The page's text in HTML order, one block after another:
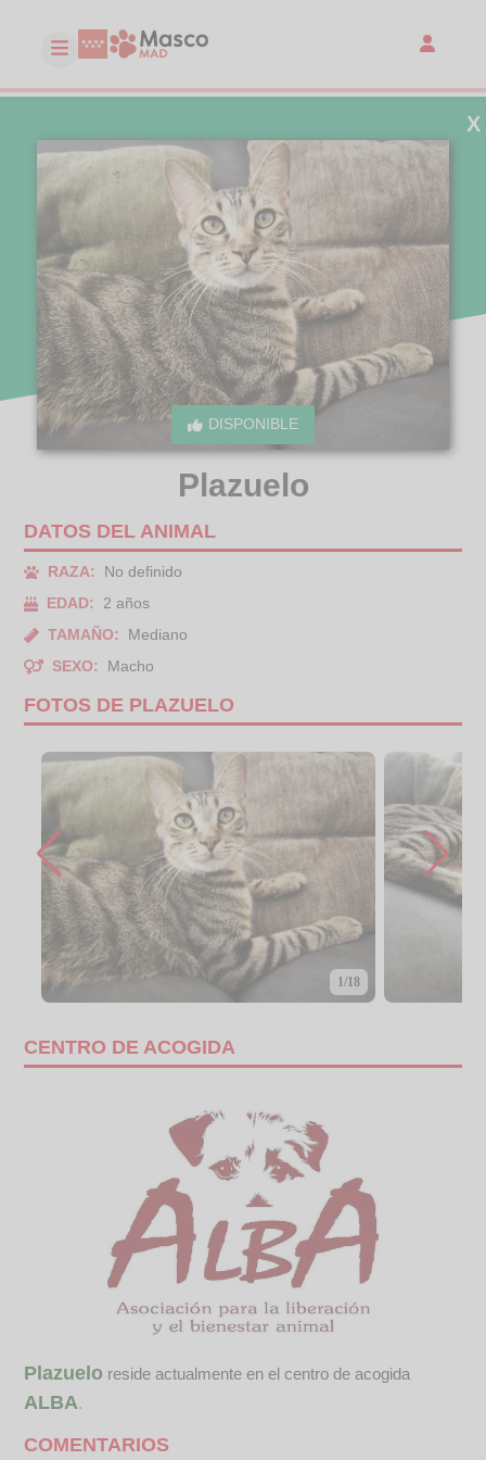
DISPONIBLE
X
Plazuelo
DATOS DEL ANIMAL
RAZA:
No definido
EDAD:
2 años
TAMAÑO:
Mediano
SEXO:
Macho
FOTOS DE PLAZUELO
1/18
CENTRO DE ACOGIDA
Plazuelo reside actualmente en el centro de acogida
ALBA.
COMENTARIOS